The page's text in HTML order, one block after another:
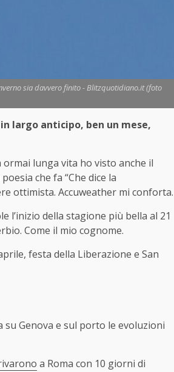
sia davvero finito - Blitzquotidiano.it (foto
largo anticipo, ben un mese,
lunga vita ho visto anche il
che fa “Che dice la
ottimista. Accuweather mi conforta.
l’inizio della stagione più bella al 21
Come il mio cognome.
festa della Liberazione e San
Genova e sul porto le evoluzioni
a Roma con 10 giorni di